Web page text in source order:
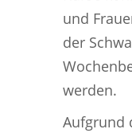
und
der
werden.
Aufgrund